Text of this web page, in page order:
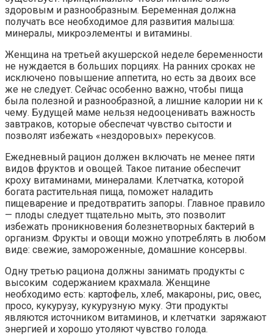
здоровым и разнообразным. Беременная должна
получать все необходимое для развития малыша:
минералы, микроэлементы и витамины.
Женщина на третьей акушерской неделе беременности
не нуждается в больших порциях. На ранних сроках не
исключено повышение аппетита, но есть за двоих все
же не следует. Сейчас особенно важно, чтобы пища
была полезной и разнообразной, а лишние калории ни к
чему. Будущей маме нельзя недооценивать важность
завтраков, которые обеспечат чувство сытости и
позволят избежать «нездоровых» перекусов.
Ежедневный рацион должен включать не менее пяти
видов фруктов и овощей. Такое питание обеспечит
кроху витаминами, минералами. Клетчатка, которой
богата растительная пища, поможет наладить
пищеварение и предотвратить запоры. Главное правило
— плоды следует тщательно мыть, это позволит
избежать проникновения болезнетворных бактерий в
организм. Фрукты и овощи можно употреблять в любом
виде: свежие, замороженные, домашние консервы.
Одну третью рациона должны занимать продукты с
высоким содержанием крахмала. Женщине
необходимо есть: картофель, хлеб, макароны, рис, овес,
просо, кукурузу, кукурузную муку. Эти продукты
являются источником витаминов, и клетчатки заряжают
энергией и хорошо утоляют чувство голода.